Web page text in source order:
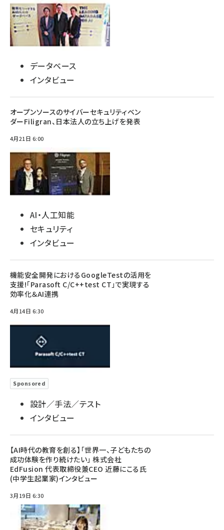
データベース
インタビュー
オープンソースのサイバーセキュリティベン
ダーFiligran、日本法人の立ち上げを発表
4月21日 6:00
AI・人工知能
セキュリティ
インタビュー
機能安全開発におけるGoogleTestの活用を
支援!「Parasoft C/C++test CT」で実現する
効率化＆AI連携
4月14日 6:30
Sponsored
設計／手法／テスト
インタビュー
【AI時代の教育を創る】「世界一、子どもたちの
成功体験を作り続けたい」 株式会社
EdFusion 代表取締役兼CEO 近藤にこる氏
(中学生起業家)インタビュー
3月19日 6:30